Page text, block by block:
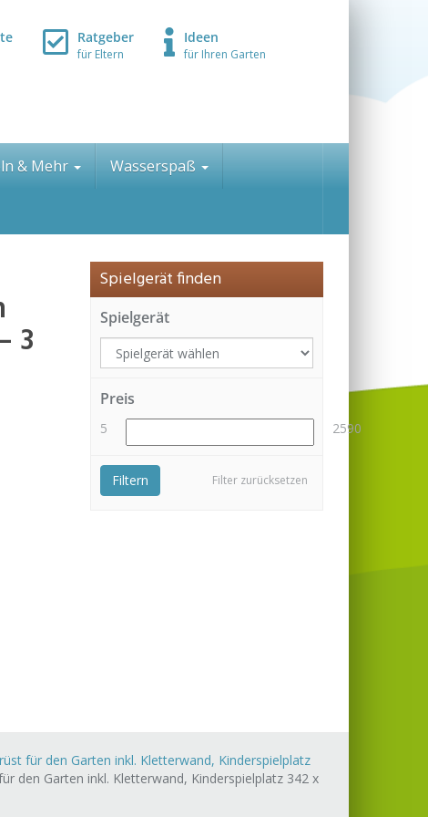
Ratgeber
für Eltern
Ideen
für Ihren Garten
& Mehr Wasserspaß
3
Spielgerät finden
Spielgerät
Preis
5 2590
Filter zurücksetzen
Filtern
für den Garten inkl. Kletterwand, Kinderspielplatz
den Garten inkl. Kletterwand, Kinderspielplatz 342 x